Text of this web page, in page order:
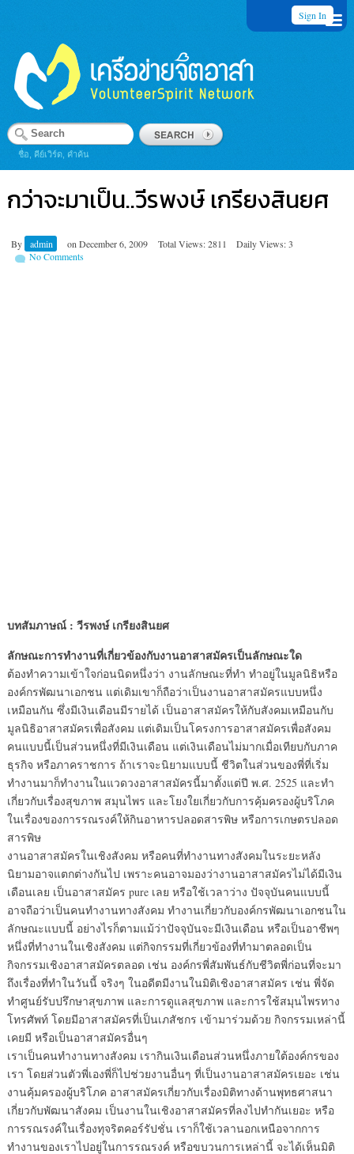
Sign In
ชื่อ, คีย์เวิร์ด, คำค้น
กว่าจะมาเป็น..วีรพงษ์ เกรียงสินยศ
By admin on December 6, 2009 Total Views: 2811
Daily Views: 3
No Comments
บทสัมภาษณ์ : วีรพงษ์ เกรียงสินยศ
ลักษณะการทำงานที่เกี่ยวข้องกับงานอาสาสมัครเป็นลักษณะใด
ต้องทำความเข้าใจก่อนนิดหนึ่งว่า งานลักษณะที่ทำ ทำอยู่ในมูลนิธิหรือ
องค์กรพัฒนาเอกชน แต่เดิมเขาก็ถือว่าเป็นงานอาสาสมัครแบบหนึ่ง
เหมือนกัน ซึ่งมีเงินเดือนมีรายได้ เป็นอาสาสมัครให้กับสังคมเหมือนกับ
มูลนิธิอาสาสมัครเพื่อสังคม แต่เดิมเป็นโครงการอาสาสมัครเพื่อสังคม
คนแบบนี้เป็นส่วนหนึ่งที่มีเงินเดือน แต่เงินเดือนไม่มากเมื่อเทียบกับภาค
ธุรกิจ หรือภาคราชการ ถ้าเราจะนิยามแบบนี้ ชีวิตในส่วนของพี่ที่เริ่ม
ทำงานมาก็ทำงานในแวดวงอาสาสมัครนี้มาตั้งแต่ปี พ.ศ. 2525 และทำ
เกี่ยวกับเรื่องสุขภาพ สมุนไพร และโยงใยเกี่ยวกับการคุ้มครองผู้บริโภค
ในเรื่องของการรณรงค์ให้กินอาหารปลอดสารพิษ หรือการเกษตรปลอด
สารพิษ
งานอาสาสมัครในเชิงสังคม หรือคนที่ทำงานทางสังคมในระยะหลัง
นิยามอาจแตกต่างกันไป เพราะคนอาจมองว่างานอาสาสมัครไม่ได้มีเงิน
เดือนเลย เป็นอาสาสมัคร pure เลย หรือใช้เวลาว่าง ปัจจุบันคนแบบนี้
อาจถือว่าเป็นคนทำงานทางสังคม ทำงานเกี่ยวกับองค์กรพัฒนาเอกชนใน
ลักษณะแบบนี้ อย่างไรก็ตามแม้ว่าปัจจุบันจะมีเงินเดือน หรือเป็นอาชีพๆ
หนึ่งที่ทำงานในเชิงสังคม แต่กิจกรรมที่เกี่ยวข้องที่ทำมาตลอดเป็น
กิจกรรมเชิงอาสาสมัครตลอด เช่น องค์กรพี่สัมพันธ์กับชีวิตพี่ก่อนที่จะมา
ถึงเรื่องที่ทำในวันนี้ จริงๆ ในอดีตมีงานในมิติเชิงอาสาสมัคร เช่น พี่จัด
ทำศูนย์รับปรึกษาสุขภาพ และการดูแลสุขภาพ และการใช้สมุนไพรทาง
โทรศัพท์ โดยมีอาสาสมัครที่เป็นเภสัชกร เข้ามาร่วมด้วย กิจกรรมเหล่านี้
เคยมี หรือเป็นอาสาสมัครอื่นๆ
เราเป็นคนทำงานทางสังคม เรากินเงินเดือนส่วนหนึ่งภายใต้องค์กรของ
เรา โดยส่วนตัวพี่เองพี่ก็ไปช่วยงานอื่นๆ ที่เป็นงานอาสาสมัครเยอะ เช่น
งานคุ้มครองผู้บริโภค อาสาสมัครเกี่ยวกับเรื่องมิติทางด้านพุทธศาสนา
เกี่ยวกับพัฒนาสังคม เป็นงานในเชิงอาสาสมัครที่ลงไปทำกันเยอะ หรือ
การรณรงค์ในเรื่องทุจริตคอร์รัปชั่น เราก็ใช้เวลานอกเหนือจากการ
ทำงานของเราไปอยู่ในการรณรงค์ หรือขบวนการเหล่านี้ จะได้เห็นมิติ